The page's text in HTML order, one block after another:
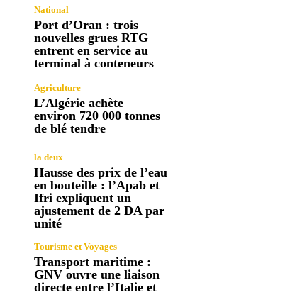
National
Port d’Oran : trois
nouvelles grues RTG
entrent en service au
terminal à conteneurs
Agriculture
L’Algérie achète
environ 720 000 tonnes
de blé tendre
la deux
Hausse des prix de l’eau
en bouteille : l’Apab et
Ifri expliquent un
ajustement de 2 DA par
unité
Tourisme et Voyages
Transport maritime :
GNV ouvre une liaison
directe entre l’Italie et